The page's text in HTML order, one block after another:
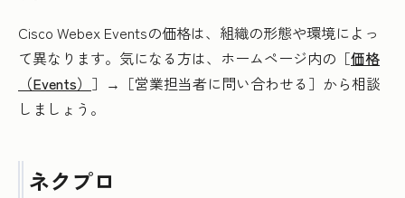
Cisco Webex Eventsの価格は、組織の形態や環境によっ
て異なります。気になる方は、ホームページ内の［価格
（Events） ］→［営業担当者に問い合わせる］から相談
しましょう。
ネクプロ